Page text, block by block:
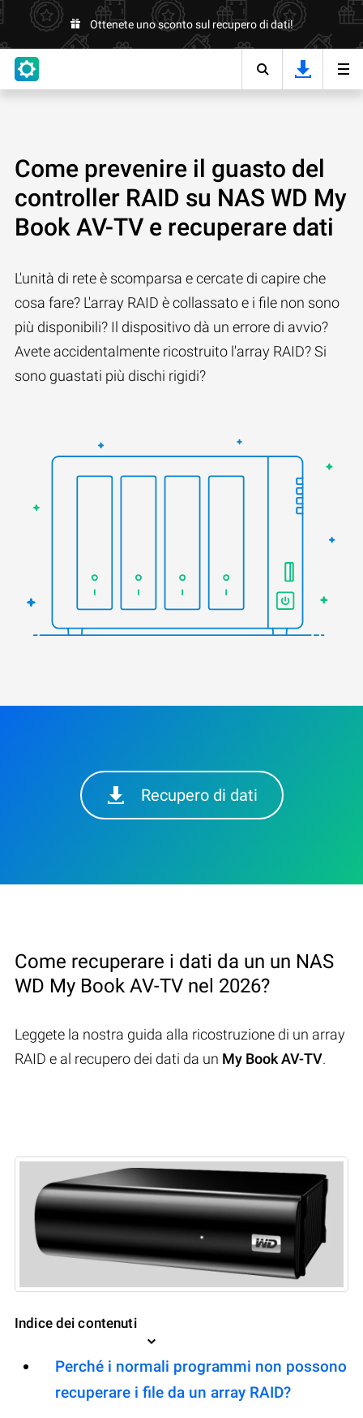
Ottenete uno sconto sul recupero di dati!
Come prevenire il guasto del
controller RAID su NAS WD My
Book AV-TV e recuperare dati
L'unità di rete è scomparsa e cercate di capire che
cosa fare? L'array RAID è collassato e i file non sono
più disponibili? Il dispositivo dà un errore di avvio?
Avete accidentalmente ricostruito l'array RAID? Si
sono guastati più dischi rigidi?
Recupero di dati
Come recuperare i dati da un un NAS
WD My Book AV-TV nel 2026?
Leggete la nostra guida alla ricostruzione di un array
RAID e al recupero dei dati da un My Book AV-TV.
Indice dei contenuti
Perché i normali programmi non possono
recuperare i file da un array RAID?